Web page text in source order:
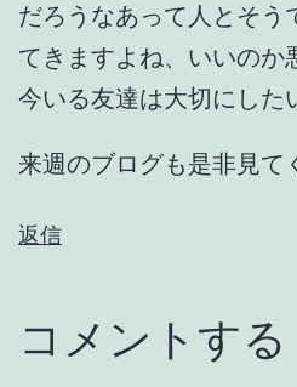
だろうなあって人とそう
てきますよね、いいのか
今いる友達は大切にした
来週のブログも是非見て
返信
コメントする